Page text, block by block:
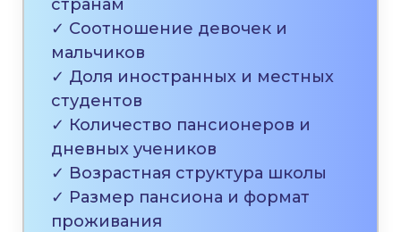
странам
✓ Соотношение девочек и
мальчиков
✓ Доля иностранных и местных
студентов
✓ Количество пансионеров и
дневных учеников
✓ Возрастная структура школы
✓ Размер пансиона и формат
проживания